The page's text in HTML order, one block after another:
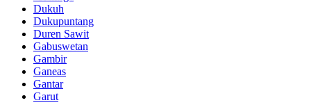
Dukuh
Dukupuntang
Duren Sawit
Gabuswetan
Gambir
Ganeas
Gantar
Garut